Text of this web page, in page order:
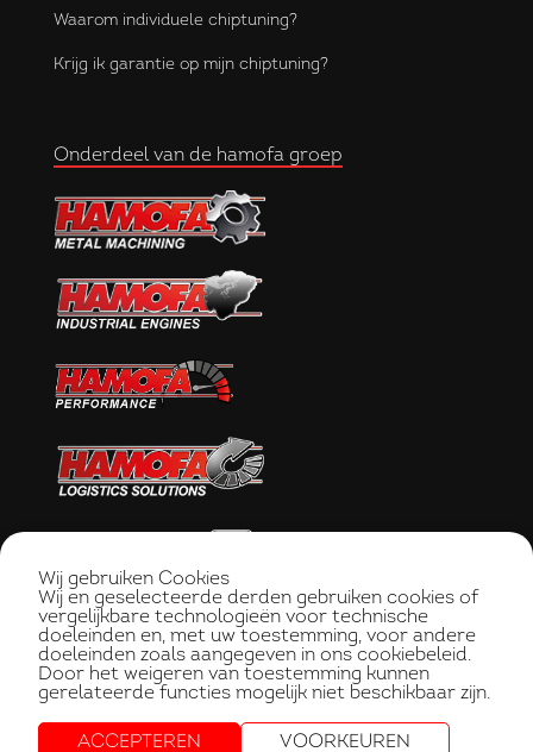
Wij gebruiken Cookies
Wij en geselecteerde derden gebruiken cookies of
vergelijkbare technologieën voor technische
doeleinden en, met uw toestemming, voor andere
doeleinden zoals aangegeven in ons cookiebeleid.
Door het weigeren van toestemming kunnen
gerelateerde functies mogelijk niet beschikbaar zijn.
ACCEPTEREN VOORKEUREN
Waarom individuele chiptuning?
Krijg ik garantie op mijn chiptuning?
Onderdeel van de hamofa groep